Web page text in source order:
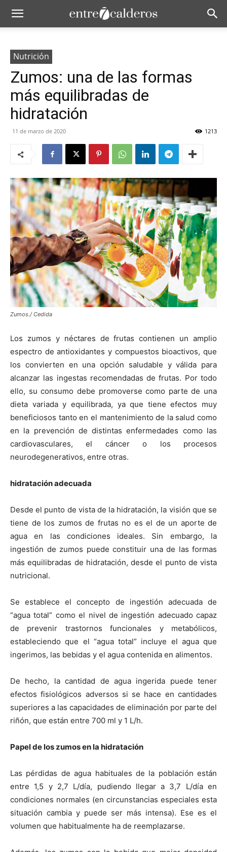
Nutrición
Zumos: una de las formas
más equilibradas de
hidratación
11 de marzo de 2020 1213
Zumos./ Cedida
Los zumos y néctares de frutas contienen un amplio
espectro de antioxidantes y compuestos bioactivos, que
los convierten en una opción saludable y válida para
alcanzar las ingestas recomendadas de frutas. Por todo
ello, su consumo debe promoverse como parte de una
dieta variada y equilibrada, ya que tiene efectos muy
beneficiosos tanto en el mantenimiento de la salud como
en la prevención de distintas enfermedades como las
cardiovasculares, el cáncer o los procesos
neurodegenerativos, entre otras.
hidratación adecuada
Desde el punto de vista de la hidratación, la visión que se
tiene de los zumos de frutas no es el de un aporte de
agua en las condiciones ideales. Sin embargo, la
ingestión de zumos puede constituir una de las formas
más equilibradas de hidratación, desde el punto de vista
nutricional.
Se establece el concepto de ingestión adecuada de
“agua total” como el nivel de ingestión adecuado capaz
de prevenir trastornos funcionales y metabólicos,
estableciendo que el “agua total” incluye el agua que
ingerimos, las bebidas y el agua contenida en alimentos.
De hecho, la cantidad de agua ingerida puede tener
efectos fisiológicos adversos si se hace en cantidades
superiores a las capacidades de eliminación por parte del
riñón, que están entre 700 ml y 1 L/h.
Papel de los zumos en la hidratación
Las pérdidas de agua habituales de la población están
entre 1,5 y 2,7 L/día, pudiendo llegar a 3,7 L/día en
condiciones normales (en circunstancias especiales esta
situación cambia y puede ser más intensa). Ese es el
volumen que habitualmente ha de reemplazarse.